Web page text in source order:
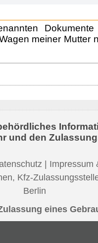
meiner Mutter
und den
Impressum
, Kfz-
Berlin
eines